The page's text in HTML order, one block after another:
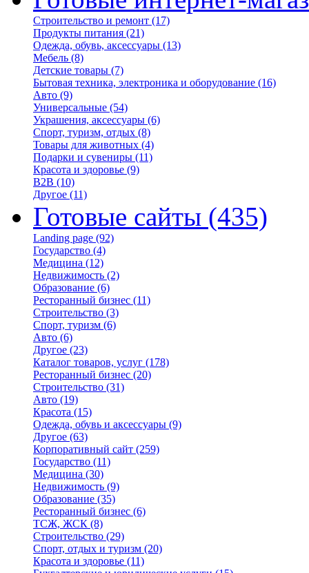
Строительство и ремонт (17)
Продукты питания (21)
Одежда, обувь, аксессуары (13)
Мебель (8)
Детские товары (7)
Бытовая техника, электроника и оборудование (16)
Авто (9)
Универсальные (54)
Украшения, аксессуары (6)
Спорт, туризм, отдых (8)
Товары для животных (4)
Подарки и сувениры (11)
Красота и здоровье (9)
B2B (10)
Другое (11)
Готовые сайты (435)
Landing page (92)
Государство (4)
Медицина (12)
Недвижимость (2)
Образование (6)
Ресторанный бизнес (11)
Строительство (3)
Спорт, туризм (6)
Авто (6)
Другое (23)
Каталог товаров, услуг (178)
Ресторанный бизнес (20)
Строительство (31)
Авто (19)
Красота (15)
Одежда, обувь и аксессуары (9)
Другое (63)
Корпоративный сайт (259)
Государство (11)
Медицина (30)
Недвижимость (9)
Образование (35)
Ресторанный бизнес (6)
ТСЖ, ЖСК (8)
Строительство (29)
Спорт, отдых и туризм (20)
Красота и здоровье (11)